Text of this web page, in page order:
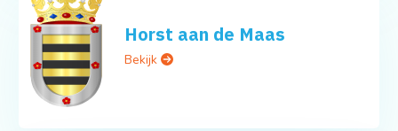
Horst aan de Maas
Bekijk